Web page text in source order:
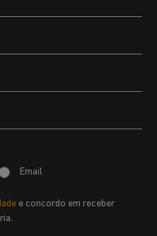
Email
e concordo em receber